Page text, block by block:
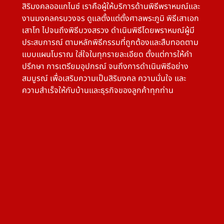
สิริมงคลออแกไนซ์ เราคือผู้ให้บริการด้านพิธีพราหมณ์และ
งานมงคลครบวงจร ดูแลตั้งแต่ตั้งศาลพระภูมิ พิธีเสาเอก
เสาโท ไปจนถึงพิธีบวงสรวง ดำเนินพิธีโดยพราหมณ์ผู้มี
ประสบการณ์ ตามหลักพิธีกรรมที่ถูกต้องและสืบทอดตาม
แบบแผนโบราณ ใส่ใจในทุกรายละเอียด ตั้งแต่การให้คำ
ปรึกษา การเตรียมอุปกรณ์ จนถึงการดำเนินพิธีอย่าง
สมบูรณ์ เพื่อเสริมความเป็นสิริมงคล ความมั่นใจ และ
ความสำเร็จให้กับบ้านและธุรกิจของลูกค้าทุกท่าน